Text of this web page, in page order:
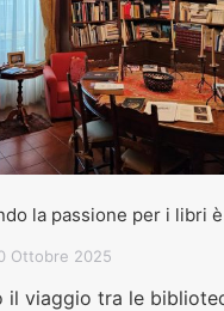
la passione per i libri
Ottobre 2025
il viaggio tra le